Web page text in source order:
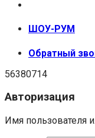
ШОУ-РУМ
Обратный
56380714
Авторизация
Имя пользователя